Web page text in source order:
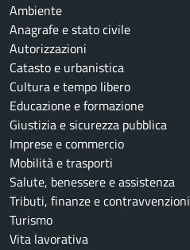
Ambiente
Anagrafe e stato civile
Autorizzazioni
Catasto e urbanistica
Cultura e tempo libero
Educazione e formazione
Giustizia e sicurezza pubblica
Imprese e commercio
Mobilità e trasporti
Salute, benessere e assistenza
Tributi, finanze e contravvenzioni
Turismo
Vita lavorativa